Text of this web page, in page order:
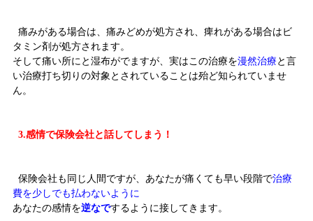
痛みがある場合は、痛みどめが処方され、痺れがある場合はビ
タミン剤が処方されます。
そして痛い所にと湿布がでますが、実はこの治療を漫然治療 と言
い治療打ち切りの対象とされていることは殆ど知られていませ
ん。
3.感情で保険会社と話してしまう！
保険会社も同じ人間ですが、あなたが痛くても早い段階で治療
費を少しでも払わないように
あなたの感情を逆なでするように接してきます。